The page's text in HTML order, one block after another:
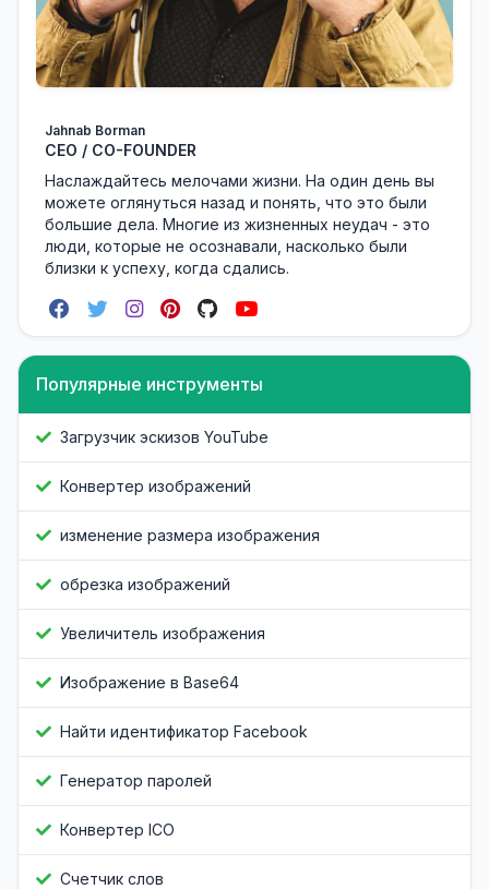
Jahnab Borman
CEO / CO-FOUNDER
Наслаждайтесь мелочами жизни. На один день вы
можете оглянуться назад и понять, что это были
большие дела. Многие из жизненных неудач - это
люди, которые не осознавали, насколько были
близки к успеху, когда сдались.
Популярные инструменты
Загрузчик эскизов YouTube
Конвертер изображений
изменение размера изображения
обрезка изображений
Увеличитель изображения
Изображение в Base64
Найти идентификатор Facebook
Генератор паролей
Конвертер ICO
Счетчик слов